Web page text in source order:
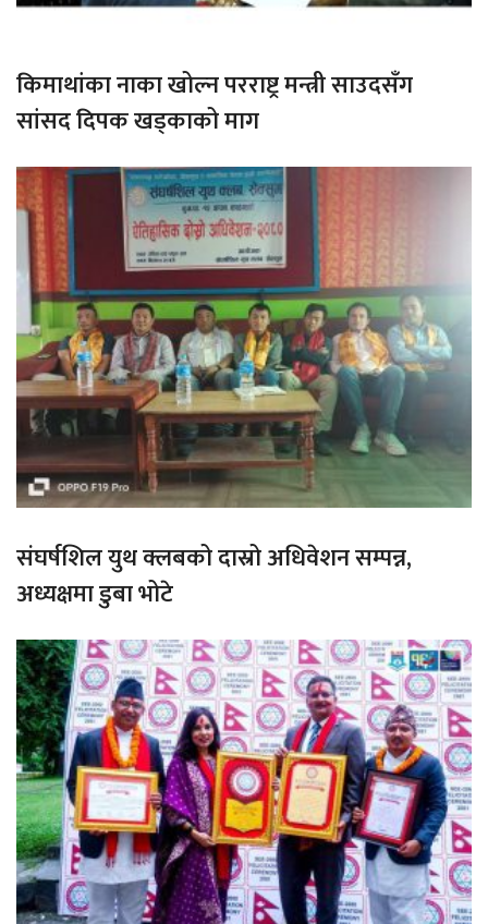
किमाथांका नाका खोल्न परराष्ट्र मन्त्री साउदसँग
सांसद दिपक खड्काको माग
संघर्षशिल युथ क्लबको दास्रो अधिवेशन सम्पन्न,
अध्यक्षमा डुबा भोटे